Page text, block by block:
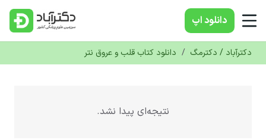
دانلود‌ اپ
دکترآباد / دکترمگ / دانلود کتاب قلب و عروق نتر
نتیجه‌ای پیدا نشد.